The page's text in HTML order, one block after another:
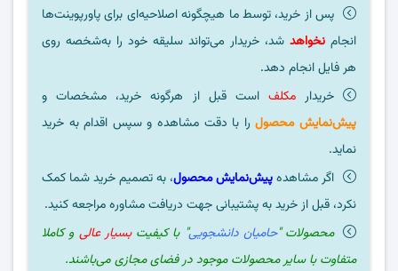
پس از خرید، توسط ما هیچگونه اصلاحیه‌ای برای پاورپوینت‌ها
انجام نخواهد شد، خریدار می‌تواند سلیقه خود را به‌شخصه روی
هر فایل انجام دهد.
خریدارمکلف است قبل از هرگونه خرید، مشخصات و
پیش‌نمایش محصولرا با دقت مشاهده و سپس اقدام به خرید
نماید.
اگر مشاهدهپیش‌نمایش محصول، به تصمیم خرید شما کمک
نکرد، قبل از خرید به پشتیبانی جهت دریافت مشاوره مراجعه کنید.
محصولات "حامیان دانشجویی" با کیفیت بسیار عالی و کاملا
متفاوت با سایر محصولات موجود در فضای مجازی می‌باشند.